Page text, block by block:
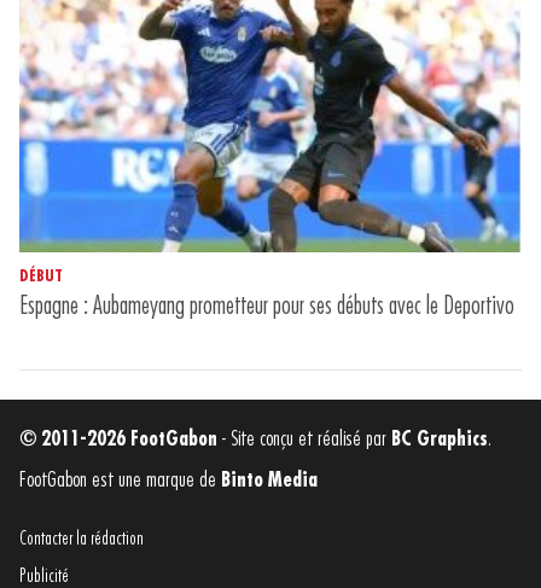
DÉBUT
Espagne : Aubameyang prometteur pour ses débuts avec le Deportivo
© 2011-2026 FootGabon - Site conçu et réalisé par BC Graphics.
FootGabon est une marque de Binto Media
Contacter la rédaction
Publicité